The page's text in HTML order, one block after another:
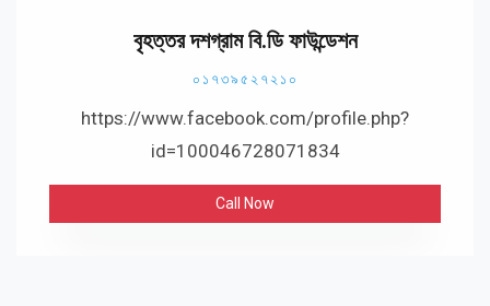
বৃহত্তর দশগ্রাম বি.ডি ফাউন্ডেশন
০১৭৩৯৫২৭২১০
https://www.facebook.com/profile.php?
id=100046728071834
Call Now